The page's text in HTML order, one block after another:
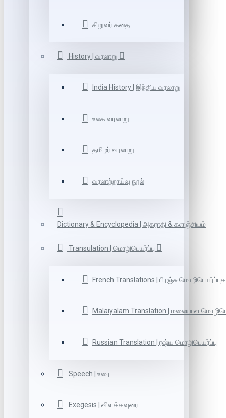
சிறுவர் கதை
History | வரலாறு
India History | இந்திய வரலாறு
உலக வரலாறு
தமிழர் வரலாறு
வரலாற்றாய்வு நூல்
Dictionary & Encyclopedia | அகராதி & களஞ்சியம்
Transulation | மொழிபெயர்ப்பு
French Translations | பிரஞ்சு
Malaiyalam Translation | மலையாள
Russian Translation | ரஷ்ய மொழிபெயர்ப்பு
Speech | உரை
Exegesis | விளக்கவுரை